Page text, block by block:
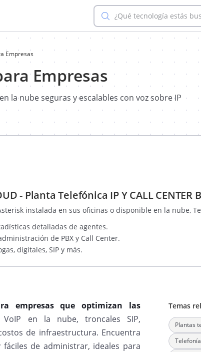
¿Qué tecnología estás
Empresas
Empresas
la nube seguras y escalables con voz sobre IP
- Planta Telefónica IP Y CALL CENTER
instalada en sus oficinas o disponible en la nube,
detalladas de agentes.
de PBX y Call Center.
digitales, SIP y más.
empresas que optimizan las
VoIP en la nube, troncales SIP,
de infraestructura. Encuentra
de administrar, ideales para
Temas
Plantas